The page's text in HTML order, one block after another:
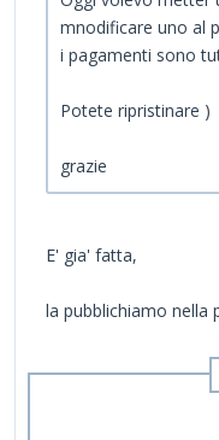
mnodificare uno al
i pagamenti sono
Potete ripristinare )
grazie
E' gia' fatta,
la pubblichiamo nella